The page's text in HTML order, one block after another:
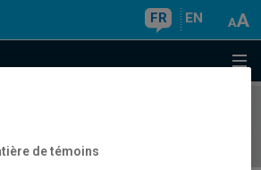
FR EN
de témoins